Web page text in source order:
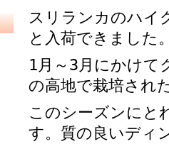
スリランカのハイ
と入荷できました
1月～3月にかけて
の高地で栽培され
このシーズンにと
す。質の良いディ